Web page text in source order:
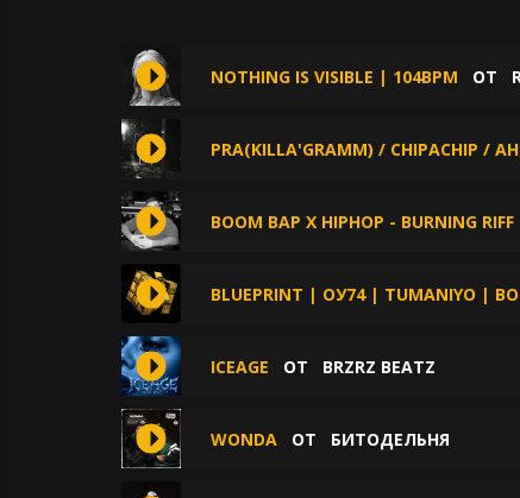
NOTHING IS VISIBLE | 104BPM ОТ
PRA(KILLA'GRAMM) / CHIPACHIP /
BOOM BAP X HIPHOP - BURNING RIFF
BLUEPRINT | ОУ74 | TUMANIYO |
ICEAGE ОТ BRZRZ BEATZ
WONDA ОТ БИТОДЕЛЬНЯ